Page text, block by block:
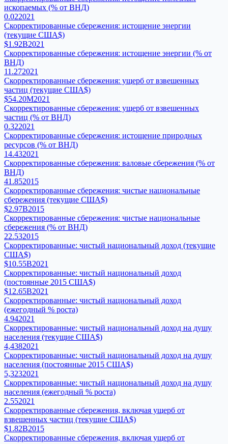
ископаемых (% от ВНД)
0.022021
Скорректированные сбережения: истощение энергии
(текущие США$)
$1.92B2021
Скорректированные сбережения: истощение энергии (% от
ВНД)
11.272021
Скорректированные сбережения: ущерб от взвешенных
частиц (текущие США$)
$54.20M2021
Скорректированные сбережения: ущерб от взвешенных
частиц (% от ВНД)
0.322021
Скорректированные сбережения: истощение природных
ресурсов (% от ВНД)
14.432021
Скорректированные сбережения: валовые сбережения (% от
ВНД)
41.852015
Скорректированные сбережения: чистые национальные
сбережения (текущие США$)
$2.97B2015
Скорректированные сбережения: чистые национальные
сбережения (% от ВНД)
22.532015
Скорректированные: чистый национальный доход (текущие
США$)
$10.55B2021
Скорректированные: чистый национальный доход
(постоянные 2015 США$)
$12.65B2021
Скорректированные: чистый национальный доход
(ежегодный % роста)
4.942021
Скорректированные: чистый национальный доход на душу
населения (текущие США$)
4,4382021
Скорректированные: чистый национальный доход на душу
населения (постоянные 2015 США$)
5,3232021
Скорректированные: чистый национальный доход на душу
населения (ежегодный % роста)
2.552021
Скорректированные сбережения, включая ущерб от
взвешенных частиц (текущие США$)
$1.82B2015
Скорректированные сбережения, включая ущерб от